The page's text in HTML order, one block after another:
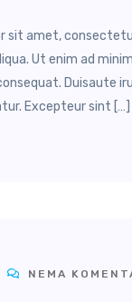
sit amet,
Ut enim ad
Duisaute
Excepteur sint […]
NEMA